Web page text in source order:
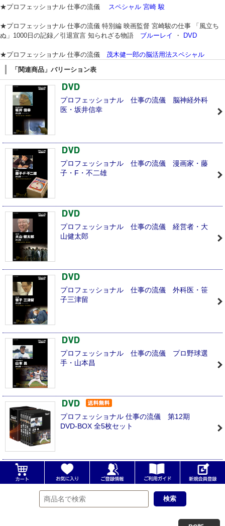
★プロフェッショナル 仕事の流儀 スペシャル 宮崎 駿
★プロフェッショナル 仕事の流儀 特別編 映画監督 宮崎駿の仕事 「風立ち
ぬ」1000日の記録／引退宣言 知られざる物語 ブルーレイ ・ DVD
★プロフェッショナル 仕事の流儀 茂木健一郎の脳活用法スペシャル
「関連商品」バリーション表
プロフェッショナル 仕事の流儀 脳神経外科
医・坂井信幸
プロフェッショナル 仕事の流儀 漫画家・藤
子・F・不二雄
プロフェッショナル 仕事の流儀 経営者・大
山健太郎
プロフェッショナル 仕事の流儀 外科医・笹
子三津留
プロフェッショナル 仕事の流儀 プロ野球選
手・山本昌
プロフェッショナル 仕事の流儀 第12期
DVD-BOX 全5枚セット